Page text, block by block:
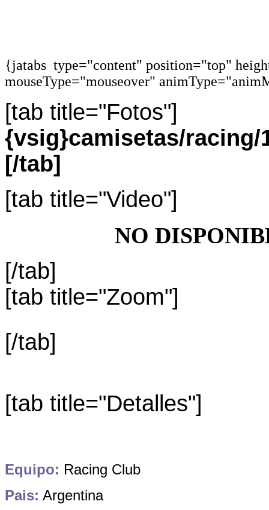
{jatabs type="content" position="top"
mouseType="mouseover"
[tab title="Fotos"]
{vsig}camisetas/racing/
[/tab]
[tab title="Video"]
NO
[/tab]
[tab title="Zoom"]
[/tab]
[tab title="Detalles"]
Equipo: Racing Club
Pais: Argentina